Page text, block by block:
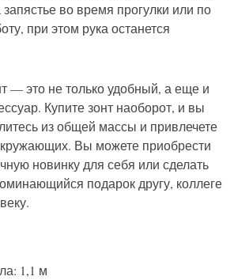
запястье во время прогулки или по
при этом рука останется
— это не только удобный, а еще и
Купите зонт наоборот, и вы
из общей массы и привлечете
Вы можете приобрести
новинку для себя или сделать
подарок другу, коллеге
1,1 м